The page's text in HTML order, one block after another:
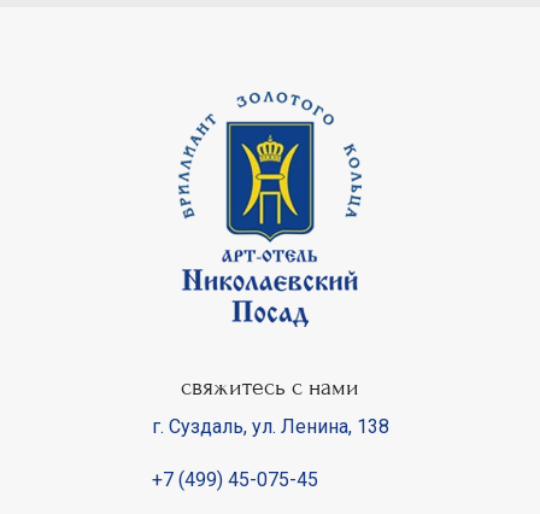
свяжитесь с нами
г. Суздаль, ул. Ленина, 138
+7 (499) 45-075-45